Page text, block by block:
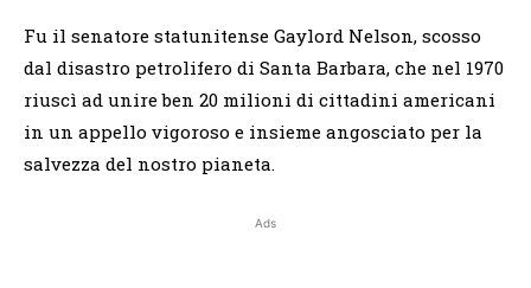
Fu il senatore statunitense Gaylord Nelson, scosso
dal disastro petrolifero di Santa Barbara, che nel 1970
riuscì ad unire ben 20 milioni di cittadini americani
in un appello vigoroso e insieme angosciato per la
salvezza del nostro pianeta.
Ads